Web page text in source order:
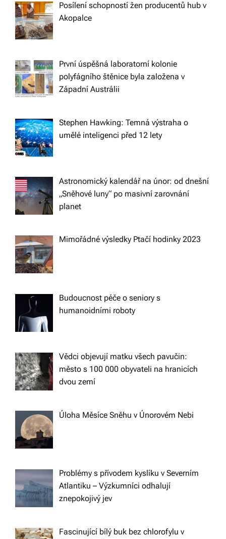
v
i
g
a
t
i
o
n
Posílení schopností žen producentů hub v
Akopalce
První úspěšná laboratorní kolonie
polyfágního štěnice byla založena v
Západní Austrálii
Stephen Hawking: Temná výstraha o
umělé inteligenci před 12 lety
Astronomický kalendář na únor: od dnešní
„Sněhové luny“ po masivní zarovnání
planet
Mimořádné výsledky Ptačí hodinky 2023
Budoucnost péče o seniory s
humanoidními roboty
Vědci objevují matku všech pavučin:
město s 100 000 obyvateli na hranicích
dvou zemí
Úloha Měsíce Sněhu v Únorovém Nebi
Problémy s přívodem kyslíku v Severním
Atlantiku – Výzkumníci odhalují
znepokojivý jev
Fascinující bílý buk bez chlorofylu v